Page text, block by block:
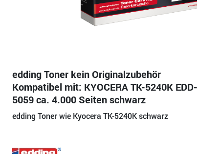
edding Toner kein Originalzubehör
Kompatibel mit: KYOCERA TK-5240K EDD-
5059 ca. 4.000 Seiten schwarz
edding Toner wie Kyocera TK-5240K schwarz